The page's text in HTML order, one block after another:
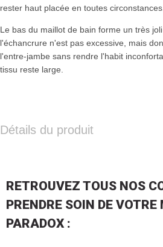
rester haut placée en toutes circonstances.
Le bas du maillot de bain forme un très
l'échancrure n'est pas excessive, mais
l'entre-jambe sans rendre l'habit
tissu reste large.
Détails du produit
RETROUVEZ TOUS NOS
PRENDRE SOIN DE
PARADOX :